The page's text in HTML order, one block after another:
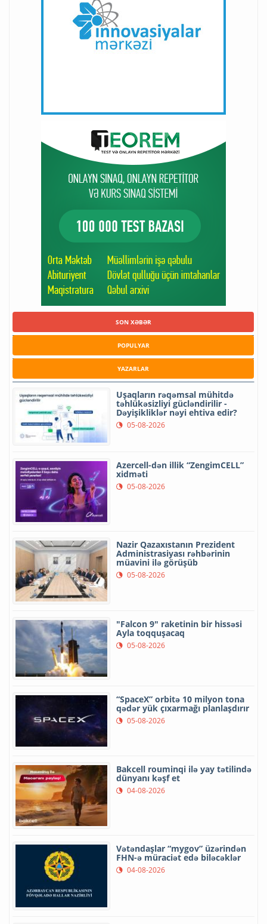
SON XƏBƏR
POPULYAR
YAZARLAR
Uşaqların rəqəmsal mühitdə
təhlükəsizliyi gücləndirilir -
Dəyişikliklər nəyi ehtiva edir?
05-08-2026
Azercell-dən illik “ZengimCELL”
xidməti
05-08-2026
Nazir Qazaxıstanın Prezident
Administrasiyası rəhbərinin
müavini ilə görüşüb
05-08-2026
"Falcon 9" raketinin bir hissəsi
Ayla toqquşacaq
05-08-2026
“SpaceX” orbitə 10 milyon tona
qədər yük çıxarmağı planlaşdırır
05-08-2026
Bakcell rouminqi ilə yay tətilində
dünyanı kəşf et
04-08-2026
Vətəndaşlar “mygov” üzərindən
FHN-ə müraciət edə biləcəklər
04-08-2026